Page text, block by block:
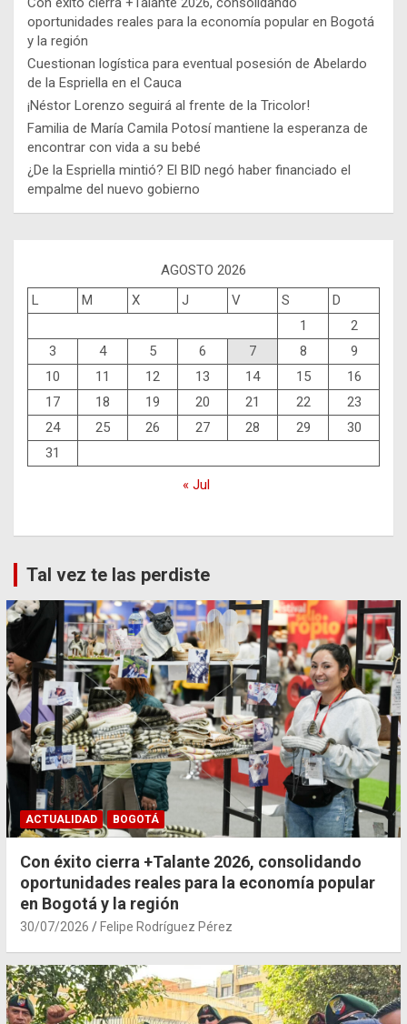
oportunidades reales para la economía popular en Bogotá
y la región
Cuestionan logística para eventual posesión de Abelardo
de la Espriella en el Cauca
¡Néstor Lorenzo seguirá al frente de la Tricolor!
Familia de María Camila Potosí mantiene la esperanza de
encontrar con vida a su bebé
¿De la Espriella mintió? El BID negó haber financiado el
empalme del nuevo gobierno
AGOSTO 2026
L
M X J V S
D
1
2
3
4 5 6 7 8
9
10
11 12 13 14 15
16
17
18 19 20 21 22
23
24
25 26 27 28 29
30
31
« Jul
Tal vez te las perdiste
ACTUALIDAD BOGOTÁ
Con éxito cierra +Talante 2026, consolidando
oportunidades reales para la economía popular
en Bogotá y la región
30/07/2026 Felipe Rodríguez Pérez